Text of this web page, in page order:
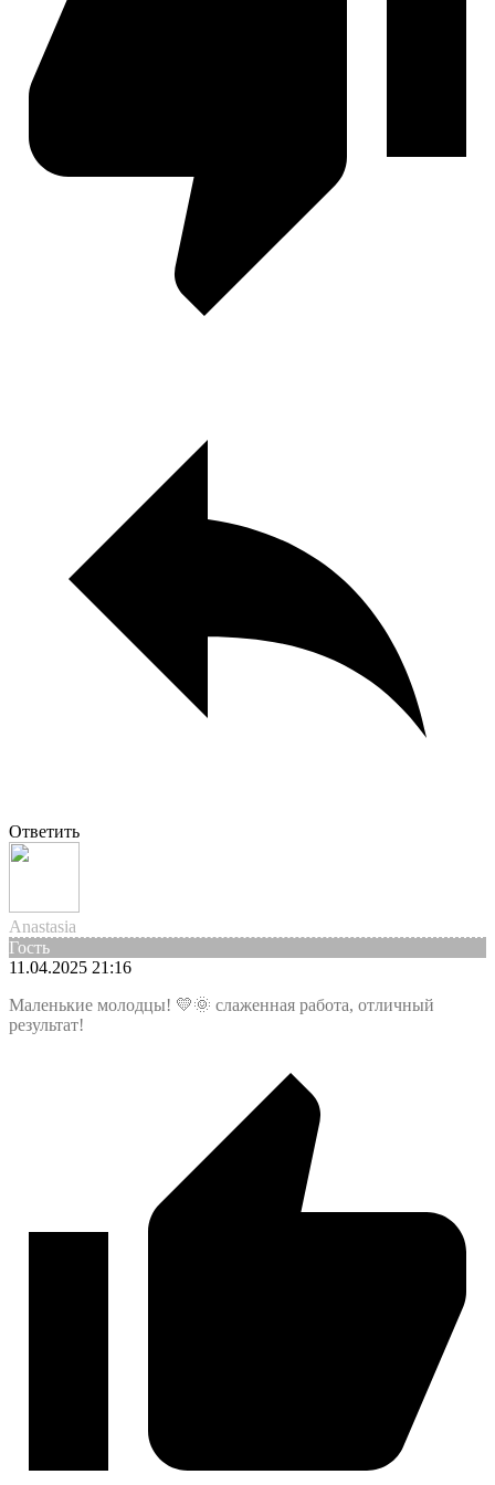
Ответить
Anastasia
Гость
11.04.2025 21:16
Маленькие молодцы! 💛🌞 слаженная работа, отличный
результат!